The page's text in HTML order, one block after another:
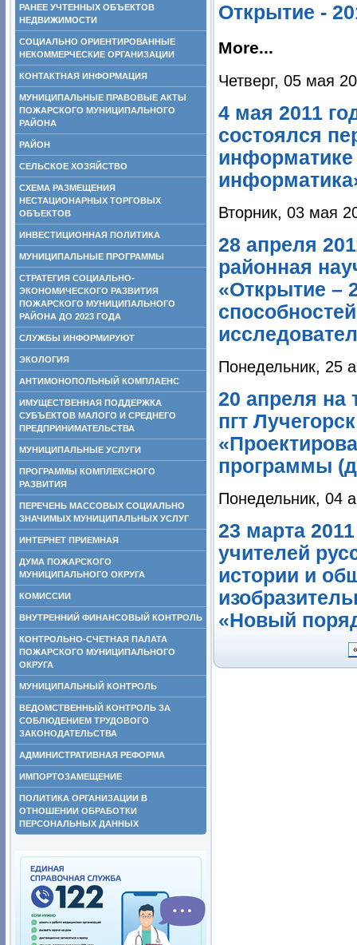
РАНЕЕ УЧТЕННЫХ ОБЪЕКТОВ
НЕДВИЖИМОСТИ
СОЦИАЛЬНО ОРИЕНТИРОВАННЫЕ
НЕКОММЕРЧЕСКИЕ ОРГАНИЗАЦИИ
КОНТАКТНАЯ ИНФОРМАЦИЯ
МУНИЦИПАЛЬНЫЕ ПРАВОВЫЕ АКТЫ
ПОЖАРСКОГО МУНИЦИПАЛЬНОГО
РАЙОНА
РАЙОН
СЕЛЬСКОЕ ХОЗЯЙСТВО
СХЕМА РАЗМЕЩЕНИЯ
НЕСТАЦИОНАРНЫХ ТОРГОВЫХ
ОБЪЕКТОВ
ИНВЕСТИЦИОННАЯ ПОЛИТИКА
МУНИЦИПАЛЬНЫЕ ПРОГРАММЫ
СТРАТЕГИЯ СОЦИАЛЬНО-
ЭКОНОМИЧЕСКОГО РАЗВИТИЯ
ПОЖАРСКОГО МУНИЦИПАЛЬНОГО
РАЙОНА ДО 2023 ГОДА
СЛУЖБЫ ИНФОРМИРУЮТ
ЭКОЛОГИЯ
АНТИМОНОПОЛЬНЫЙ КОМПЛАЕНС
ИМУЩЕСТВЕННАЯ ПОДДЕРЖКА
СУБЪЕКТОВ МАЛОГО И СРЕДНЕГО
ПРЕДПРИНИМАТЕЛЬСТВА
МУНИЦИПАЛЬНЫЕ УСЛУГИ
ПРОГРАММЫ КОМПЛЕКСНОГО
РАЗВИТИЯ
ПЕРЕЧЕНЬ МАССОВЫХ СОЦИАЛЬНО
ЗНАЧИМЫХ МУНИЦИПАЛЬНЫХ УСЛУГ
ИНТЕРНЕТ ПРИЕМНАЯ
ДУМА ПОЖАРСКОГО
МУНИЦИПАЛЬНОГО ОКРУГА
КОМИССИИ
ВНУТРЕННИЙ ФИНАНСОВЫЙ КОНТРОЛЬ
КОНТРОЛЬНО-СЧЕТНАЯ ПАЛАТА
ПОЖАРСКОГО МУНИЦИПАЛЬНОГО
ОКРУГА
МУНИЦИПАЛЬНЫЙ КОНТРОЛЬ
ВЕДОМСТВЕННЫЙ КОНТРОЛЬ ЗА
СОБЛЮДЕНИЕМ ТРУДОВОГО
ЗАКОНОДАТЕЛЬСТВА
АДМИНИСТРАТИВНАЯ РЕФОРМА
ИМПОРТОЗАМЕЩЕНИЕ
ПОЛИТИКА ОРГАНИЗАЦИИ В
ОТНОШЕНИИ ОБРАБОТКИ
ПЕРСОНАЛЬНЫХ ДАННЫХ
Открытие -
More...
Четверг, 05 мая
4 мая 2011
состоялся
информатике
Вторник, 03 мая
28 апреля
районная
«Открытие –
Понедельник, 25
20 апреля
пгт
программы
Понедельник, 04
23 марта
учителей
истории и
«Новый